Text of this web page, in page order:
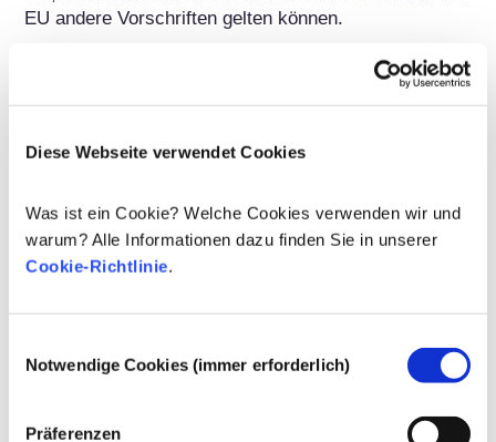
Diese Webseite verwendet Cookies
Was ist ein Cookie? Welche Cookies verwenden wir und
warum? Alle Informationen dazu finden Sie in unserer
Cookie-Richtlinie.
Notwendige Cookies (immer erforderlich)
Präferenzen
EU andere Vorschriften gelten können.
Ihre Kosmetika
Fakten zur Sicherheit von kosmetischen
Produkten in Europa
dass kosmetische Produkte und
Union verkauft werden, sicher für die
Mehr erfahren
enthalten?